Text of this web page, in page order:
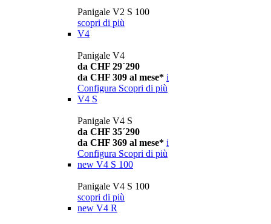
Panigale V2 S 100
scopri di più
V4
Panigale V4
da CHF 29´290
da CHF 309 al mese* i
Configura Scopri di più
V4 S
Panigale V4 S
da CHF 35´290
da CHF 369 al mese* i
Configura Scopri di più
new V4 S 100
Panigale V4 S 100
scopri di più
new V4 R